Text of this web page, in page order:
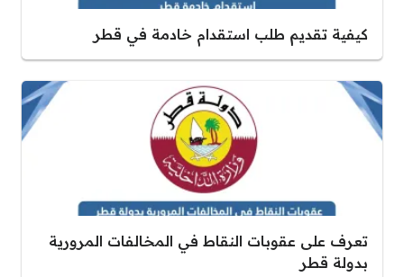
كيفية تقديم طلب استقدام خادمة في قطر
تعرف على عقوبات النقاط في المخالفات المرورية
بدولة قطر